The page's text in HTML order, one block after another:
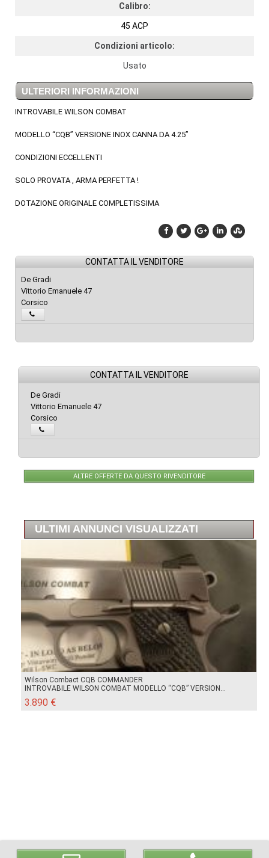
Calibro:
45 ACP
Condizioni articolo:
Usato
ULTERIORI INFORMAZIONI
INTROVABILE WILSON COMBAT
MODELLO “CQB” VERSIONE INOX CANNA DA 4.25”
CONDIZIONI ECCELLENTI
SOLO PROVATA , ARMA PERFETTA !
DOTAZIONE ORIGINALE COMPLETISSIMA
CONTATTA IL VENDITORE
De Gradi
Vittorio Emanuele 47
Corsico
CONTATTA IL VENDITORE
De Gradi
Vittorio Emanuele 47
Corsico
ALTRE OFFERTE DA QUESTO RIVENDITORE
ULTIMI ANNUNCI VISUALIZZATI
Wilson Combact CQB COMMANDER
INTROVABILE WILSON COMBAT MODELLO “CQB” VERSION...
3.890 €